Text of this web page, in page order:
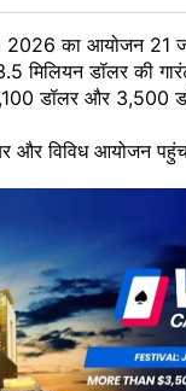
का आयोजन 21
मिलियन डॉलर की
डॉलर और 3,500
और विविध आयोजन